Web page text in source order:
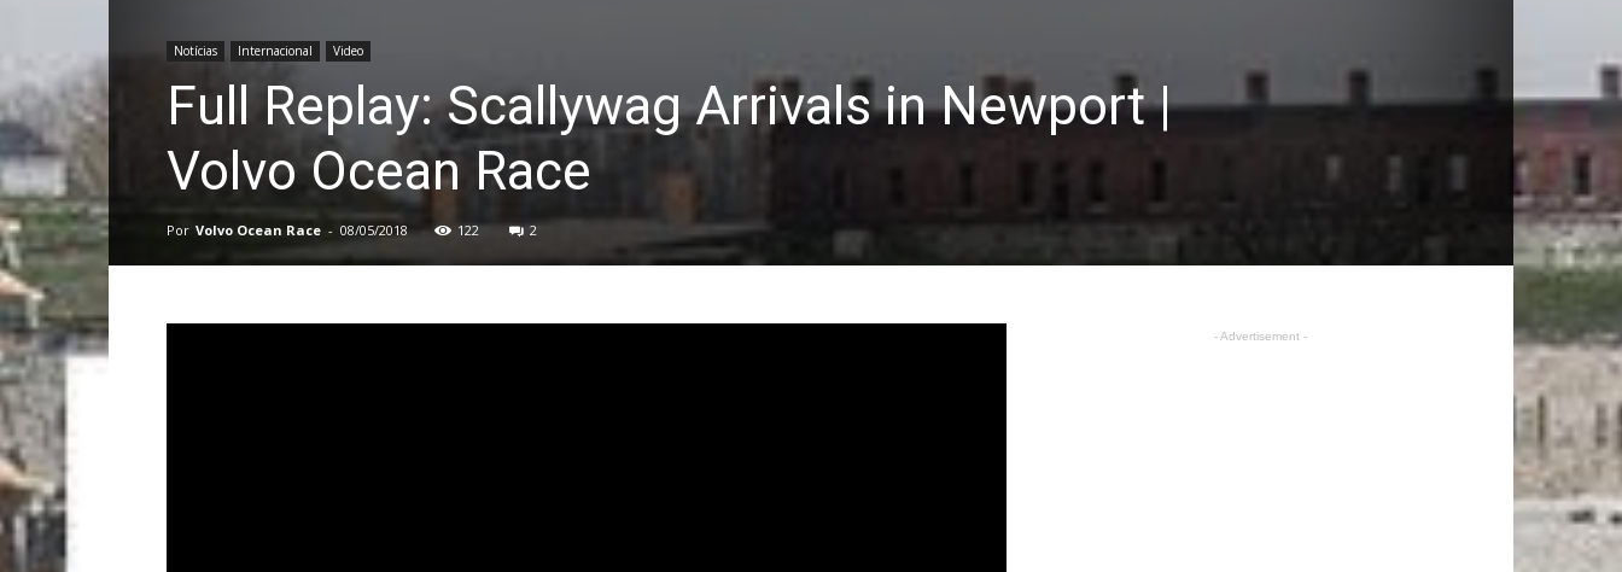
Notícias Internacional Video
Full Replay: Scallywag Arrivals in Newport |
Volvo Ocean Race
Por Volvo Ocean Race - 08/05/2018 122 2
- Advertisement -